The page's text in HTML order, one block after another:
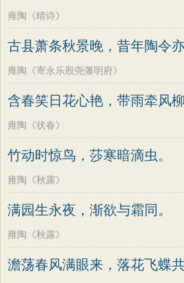
雍陶《晴诗》
古县萧条秋景晚，昔年陶令亦
雍陶《寄永乐殷尧藩明府》
含春笑日花心艳，带雨牵风柳
雍陶《状春》
竹动时惊鸟，莎寒暗滴虫。
雍陶《秋露》
满园生永夜，渐欲与霜同。
雍陶《秋露》
澹荡春风满眼来，落花飞蝶共